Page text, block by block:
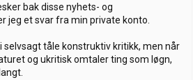
bak disse nyhets- og
jeg et svar fra min private konto.
tåle konstruktiv kritikk, men når
og ukritisk omtaler ting som løgn,